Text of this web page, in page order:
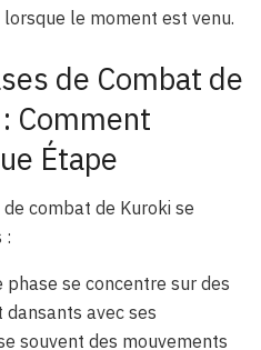
le moment est venu.
de Combat de
Comment
Étape
combat de Kuroki se
:
phase se concentre sur des
avec ses
souvent des mouvements